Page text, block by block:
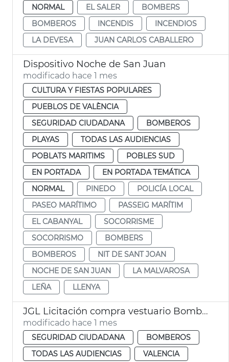
NORMAL
EL SALER
BOMBERS
BOMBEROS
INCENDIS
INCENDIOS
LA DEVESA
JUAN CARLOS CABALLERO
Dispositivo Noche de San Juan
modificado hace 1 mes
CULTURA Y FIESTAS POPULARES
PUEBLOS DE VALÈNCIA
SEGURIDAD CIUDADANA
BOMBEROS
PLAYAS
TODAS LAS AUDIENCIAS
POBLATS MARITIMS
POBLES SUD
EN PORTADA
EN PORTADA TEMÁTICA
NORMAL
PINEDO
POLICÍA LOCAL
PASEO MARÍTIMO
PASSEIG MARÍTIM
EL CABANYAL
SOCORRISME
SOCORRISMO
BOMBERS
BOMBEROS
NIT DE SANT JOAN
NOCHE DE SAN JUAN
LA MALVAROSA
LEÑA
LLENYA
JGL Licitación compra vestuario Bomberos València
modificado hace 1 mes
SEGURIDAD CIUDADANA
BOMBEROS
TODAS LAS AUDIENCIAS
VALENCIA